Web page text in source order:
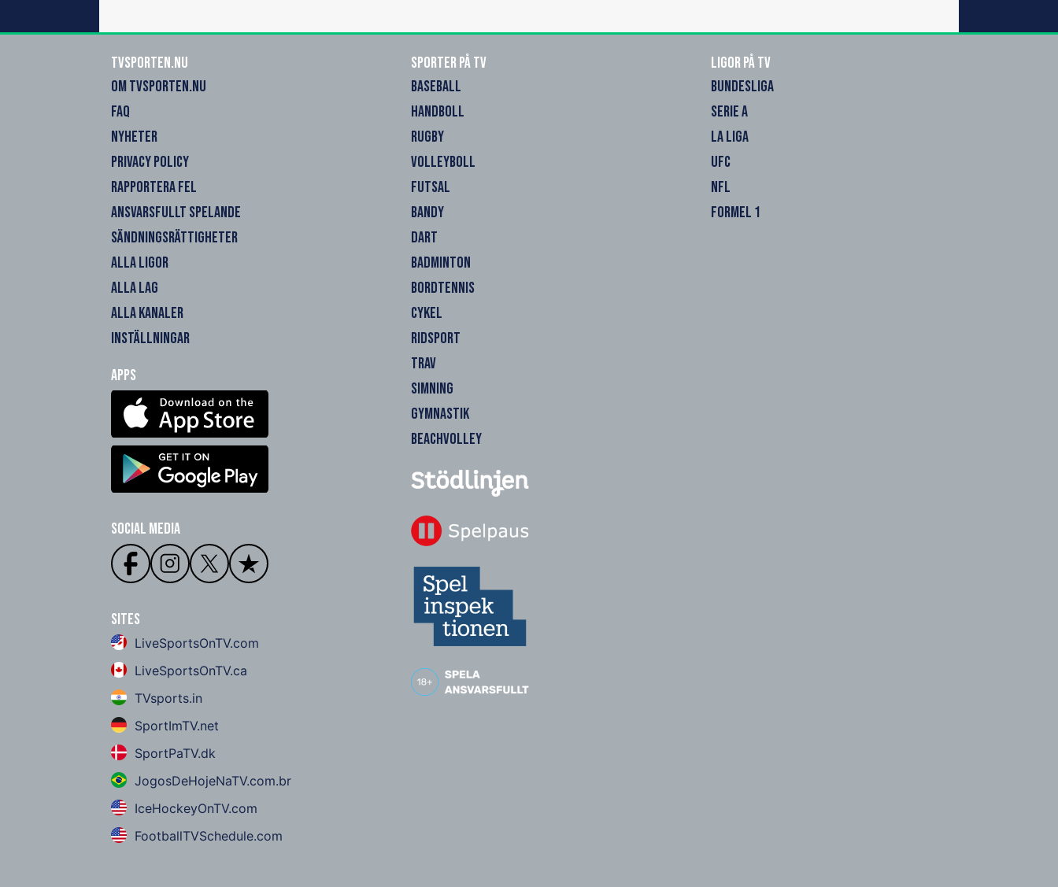
Tvsporten.nu
OM TVSPORTEN.NU
FAQ
NYHETER
PRIVACY POLICY
RAPPORTERA FEL
ANSVARSFULLT SPELANDE
SÄNDNINGSRÄTTIGHETER
ALLA LIGOR
ALLA LAG
ALLA KANALER
INSTÄLLNINGAR
Apps
Social Media
Sites
LiveSportsOnTV.com
LiveSportsOnTV.ca
TVsports.in
SportImTV.net
SportPaTV.dk
JogosDeHojeNaTV.com.br
IceHockeyOnTV.com
FootballTVSchedule.com
Sporter på TV
BASEBALL
HANDBOLL
RUGBY
VOLLEYBOLL
FUTSAL
BANDY
DART
BADMINTON
BORDTENNIS
CYKEL
RIDSPORT
TRAV
SIMNING
GYMNASTIK
BEACHVOLLEY
Ligor på TV
BUNDESLIGA
SERIE A
LA LIGA
UFC
NFL
FORMEL 1